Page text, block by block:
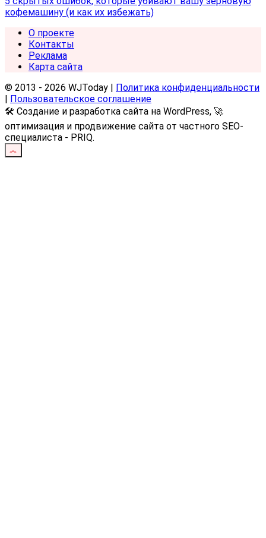
кофемашину (и как их избежать)
О проекте
Контакты
Реклама
Карта сайта
© 2013 - 2026 WJToday | Политика конфиденциальности
| Пользовательское соглашение
🛠️ Создание и разработка сайта на WordPress, 🚀
оптимизация и продвижение сайта от частного SEO-
специалиста - PRIQ.